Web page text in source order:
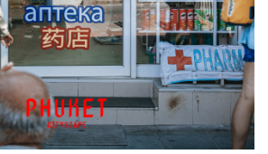
TWEET LINE EMAIL